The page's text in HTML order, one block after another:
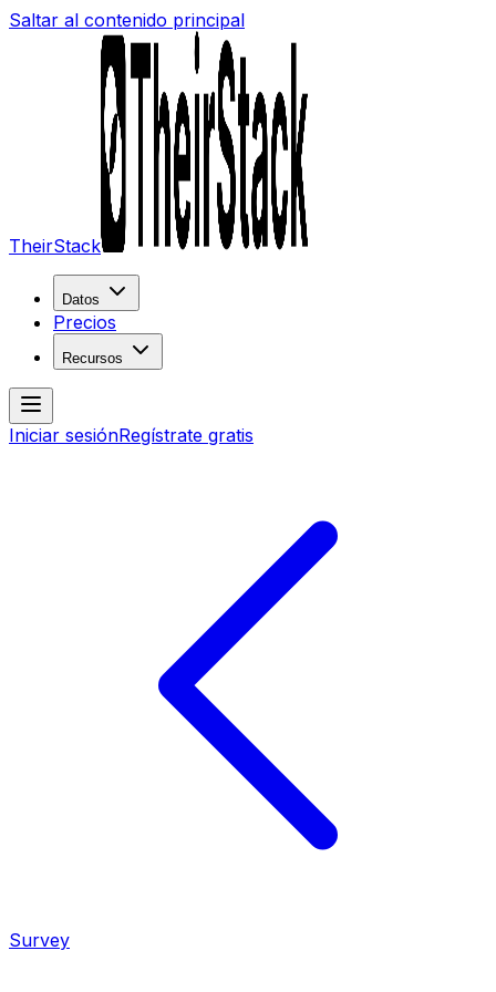
Saltar al contenido principal
TheirStack
Datos
Precios
Recursos
Iniciar sesiónRegístrate gratis
Survey